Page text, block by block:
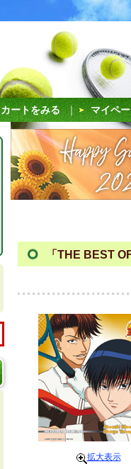
カートをみる ｜ マイペ
「THE BEST
拡大表示